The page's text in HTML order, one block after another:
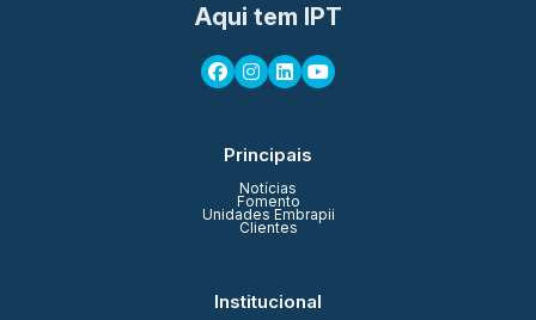
Aqui tem IPT
Principais
Notícias
Fomento
Unidades Embrapii
Clientes
Institucional